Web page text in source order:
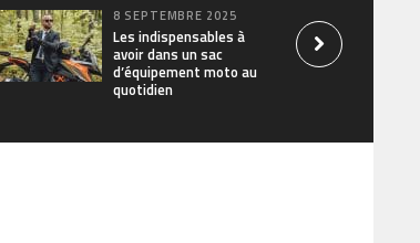
8 SEPTEMBRE 2025
Les indispensables à
avoir dans un sac
d’équipement moto au
quotidien